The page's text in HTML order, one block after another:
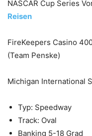
NASCAR Cup Series
Reisen
FireKeepers Casino
(Team Penske)
Michigan International
Typ: Speedway
Track: Oval
Banking 5-18 Grad